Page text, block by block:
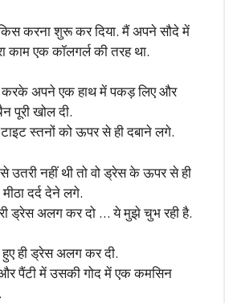
करना शुरू कर दिया. मैं अपने सौदे में
काम एक कॉलगर्ल की तरह था.
करके अपने एक हाथ में पकड़ लिए और
पूरी खोल दी.
स्तनों को ऊपर से ही दबाने लगे.
उतरी नहीं थी तो वो ड्रेस के ऊपर से ही
दर्द देने लगे.
ड्रेस अलग कर दो … ये मुझे चुभ रही है.
हुए ही ड्रेस अलग कर दी.
पैंटी में उसकी गोद में एक कमसिन